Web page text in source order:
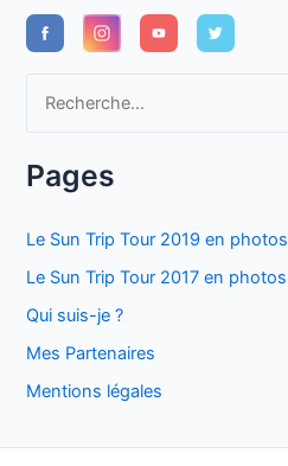
h
h
e
r
Pages
Le Sun Trip Tour 2019 en photos
Le Sun Trip Tour 2017 en photos
Qui suis-je ?
Mes Partenaires
Mentions légales